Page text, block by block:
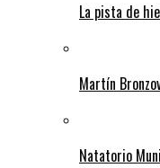
La pista de
Martín
Natatorio